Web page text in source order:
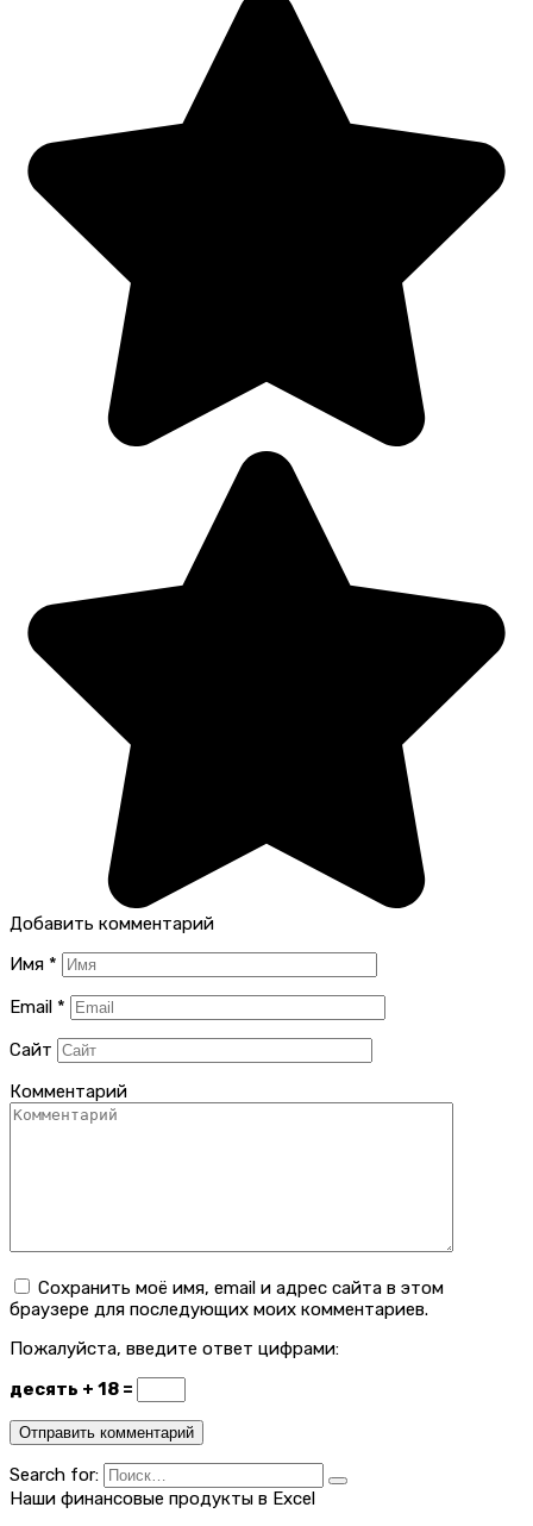
Добавить комментарий
Имя *
Email *
Сайт
Комментарий
Сохранить моё имя, email и адрес сайта в этом
браузере для последующих моих комментариев.
Пожалуйста, введите ответ цифрами:
десять + 18 =
Search for:
Наши финансовые продукты в Excel